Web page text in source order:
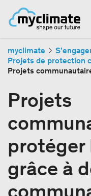
myclimate
Projets de protection
Projets
Projets
protéger
grâce à